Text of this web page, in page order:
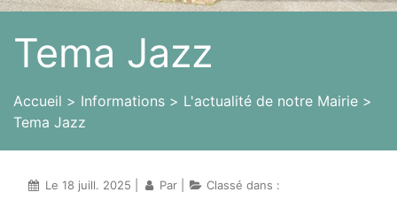
Tema Jazz
Accueil Informations
L'actualité de notre Mairie
Tema Jazz
Le 18 juill. 2025 | Par Classé dans :